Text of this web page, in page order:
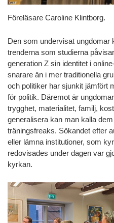
Föreläsare Caroline Klintborg.
Den som undervisat ungdomar
trenderna som studierna
generation Z sin identitet i
snarare än i mer traditionella
och politiker har sjunkit jämfört
för politik. Däremot är
trygghet, materialitet, familj,
generalisera kan man kalla
träningsfreaks. Sökandet efter
eller lämna institutioner, som
redovisades under dagen var
kyrkan.